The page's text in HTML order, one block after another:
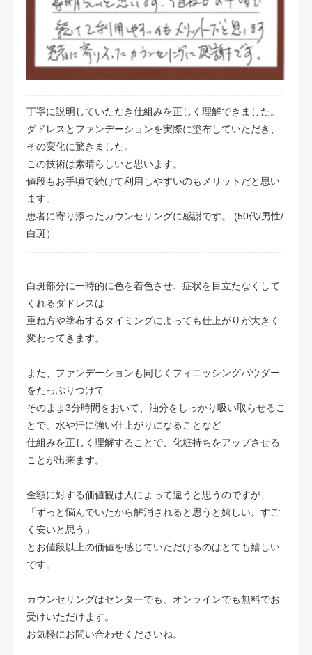
--------------------------------------------------------------------------
丁寧に説明していただき仕組みを正しく理解できました。
ダドレスとファンデーションを実際に塗布していただき、
その変化に驚きました。
この技術は素晴らしいと思います。
値段もお手頃で続けて利用しやすいのもメリットだと思い
ます。
患者に寄り添ったカウンセリングに感謝です。 (50代/男性/
白斑）
--------------------------------------------------------------------------
白斑部分に一時的に色を着色させ、症状を目立たなくして
くれるダドレスは
重ね方や塗布するタイミングによっても仕上がりが大きく
変わってきます。
また、ファンデーションも同じくフィニッシングパウダー
をたっぷりつけて
そのまま3分時間をおいて、油分をしっかり吸い取らせるこ
とで、水や汗に強い仕上がりになることなど
仕組みを正しく理解することで、化粧持ちをアップさせる
ことが出来ます。
金額に対する価値観は人によって違うと思うのですが、
「ずっと悩んでいたから解消されると思うと嬉しい。すご
く安いと思う」
とお値段以上の価値を感じていただけるのはとても嬉しい
です。
カウンセリングはセンターでも、オンラインでも無料でお
受けいただけます。
お気軽にお問い合わせくださいね。